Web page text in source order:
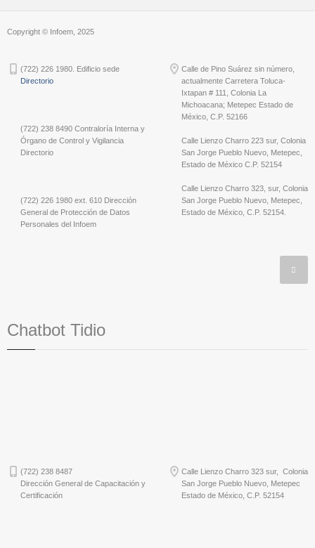
Copyright © Infoem, 2025
(722) 226 1980. Edificio sede
Directorio
(722) 238 8490 Contraloría Interna y
Órgano de Control y Vigilancia
Directorio
(722) 226 1980 ext. 610 Dirección
General de Protección de Datos
Personales del Infoem
Calle de Pino Suárez sin número,
actualmente Carretera Toluca-
Ixtapan # 111, Colonia La
Michoacana; Metepec Estado de
México, C.P. 52166
Calle Lienzo Charro 223 sur, Colonia
San Jorge Pueblo Nuevo, Metepec,
Estado de México C.P. 52154
Calle Lienzo Charro 323, sur, Colonia
San Jorge Pueblo Nuevo, Metepec,
Estado de México, C.P. 52154.
Chatbot Tidio
(722) 238 8487
Dirección General de Capacitación y
Certificación
Calle Lienzo Charro 323 sur, Colonia
San Jorge Pueblo Nuevo, Metepec
Estado de México, C.P. 52154